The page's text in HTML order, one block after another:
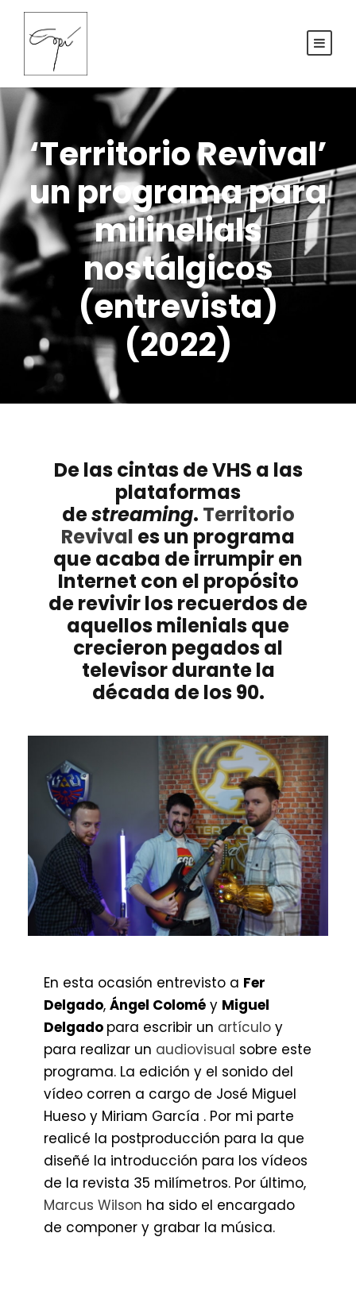
‘Territorio Revival’
un programa para
milinelials
nostálgicos
(entrevista)
(2022)
De las cintas de VHS a las
plataformas
destreaming. Territorio
Revival es un programa
que acaba de irrumpir en
Internet con el propósito
de revivir los recuerdos de
aquellos milenials que
crecieron pegados al
televisor durante la
década de los 90.
En esta ocasión entrevisto a Fer
Delgado, Ángel Colomé y Miguel
Delgado para escribir un artículo y
para realizar un audiovisual sobre este
programa. La edición y el sonido del
vídeo corren a cargo de José Miguel
Hueso y Miriam García . Por mi parte
realicé la postproducción para la que
diseñé la introducción para los vídeos
de la revista 35 milímetros. Por último,
Marcus Wilson ha sido el encargado
de componer y grabar la música.